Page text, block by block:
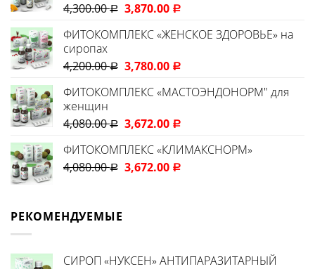
4,300.00Р 3,870.00 Р
ФИТОКОМПЛЕКС «ЖЕНСКОЕ ЗДОРОВЬЕ» на
сиропах
4,200.00Р 3,780.00 Р
ФИТОКОМПЛЕКС «МАСТОЭНДОНОРМ" для
женщин
4,080.00Р 3,672.00 Р
ФИТОКОМПЛЕКС «КЛИМАКСНОРМ»
4,080.00Р 3,672.00 Р
РЕКОМЕНДУЕМЫЕ
CИРОП «НУКСЕН» АНТИПАРАЗИТАРНЫЙ